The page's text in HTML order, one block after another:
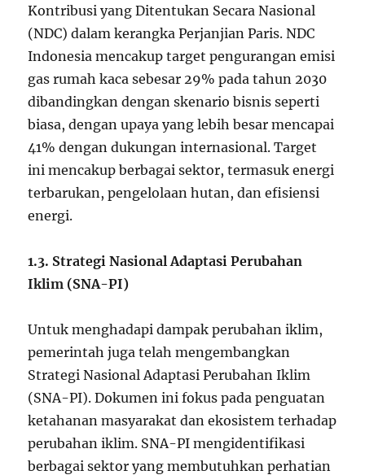
Kontribusi yang Ditentukan Secara Nasional
(NDC) dalam kerangka Perjanjian Paris. NDC
Indonesia mencakup target pengurangan emisi
gas rumah kaca sebesar 29% pada tahun 2030
dibandingkan dengan skenario bisnis seperti
biasa, dengan upaya yang lebih besar mencapai
41% dengan dukungan internasional. Target
ini mencakup berbagai sektor, termasuk energi
terbarukan, pengelolaan hutan, dan efisiensi
energi.
1.3. Strategi Nasional Adaptasi Perubahan
Iklim (SNA-PI)
Untuk menghadapi dampak perubahan iklim,
pemerintah juga telah mengembangkan
Strategi Nasional Adaptasi Perubahan Iklim
(SNA-PI). Dokumen ini fokus pada penguatan
ketahanan masyarakat dan ekosistem terhadap
perubahan iklim. SNA-PI mengidentifikasi
berbagai sektor yang membutuhkan perhatian